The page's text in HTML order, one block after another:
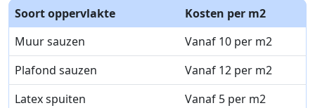
Soort oppervlakte
Kosten per m2
Muur sauzen
Vanaf 10 per m2
Plafond sauzen
Vanaf 12 per m2
Latex spuiten
Vanaf 5 per m2